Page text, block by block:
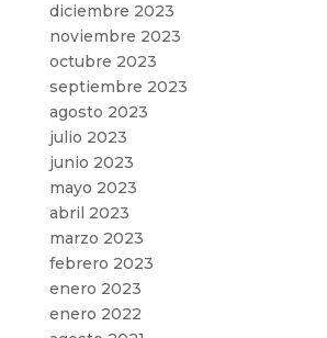
diciembre 2023
noviembre 2023
octubre 2023
septiembre 2023
agosto 2023
julio 2023
junio 2023
mayo 2023
abril 2023
marzo 2023
febrero 2023
enero 2023
enero 2022